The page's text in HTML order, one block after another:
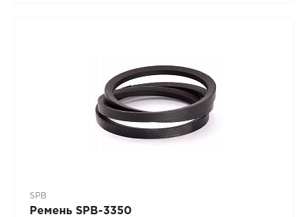
SPB
Ремень SPB-3350